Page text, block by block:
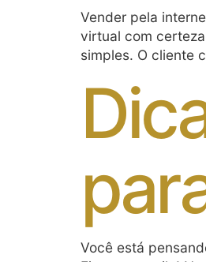
Vender pela
virtual com
simples. O cliente
Você está